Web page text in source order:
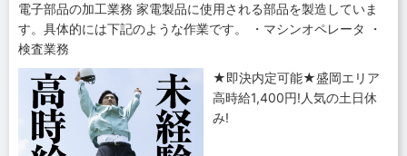
電子部品の加工業務 家電製品に使用される部品を製造していま
す。具体的には下記のような作業です。 ・マシンオペレータ ・
検査業務
★即決内定可能★盛岡エリア
高時給1,400円!人気の土日休
み!